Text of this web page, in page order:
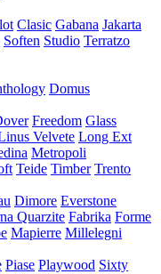
Clasic Gabana Jakarta
Soften Studio Terratzo
Domus
Freedom Glass
Velvete Long Ext
Metropoli
Teide Timber Trento
Dimore Everstone
Quarzite Fabrika Forme
Mapierre Millelegni
Piase Playwood Sixty